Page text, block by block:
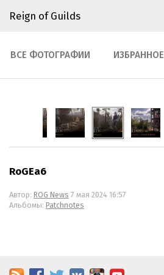
Reign of Guilds
ВСЕ ФОТОГРАФИИ ИЗБРАННОЕ
RoGEa6
Автор: ROG News 7 мая 2024 16:57
Альбомы: Patchnotes